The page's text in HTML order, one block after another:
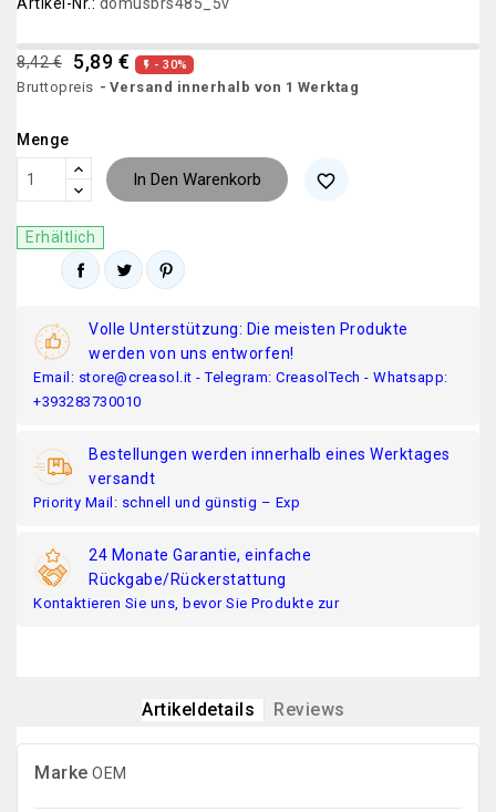
Artikel-Nr.: domusbrs485_5v
8,42 € 5,89 €  - 30%
Bruttopreis Versand innerhalb von 1 Werktag
Menge
In Den Warenkorb favorite_border
Erhältlich
Volle Unterstützung: Die meisten Produkte
werden von uns entworfen!
Email: store@creasol.it - Telegram: CreasolTech - Whatsapp:
+393283730010
Bestellungen werden innerhalb eines Werktages
versandt
Priority Mail: schnell und günstig – Exp
24 Monate Garantie, einfache
Rückgabe/Rückerstattung
Kontaktieren Sie uns, bevor Sie Produkte zur
Artikeldetails Reviews
Marke OEM